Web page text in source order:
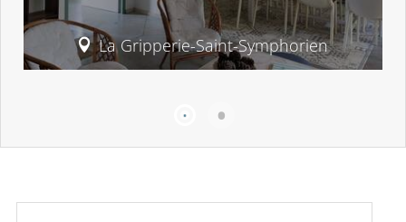
La Gripperie-Saint-Symphorien